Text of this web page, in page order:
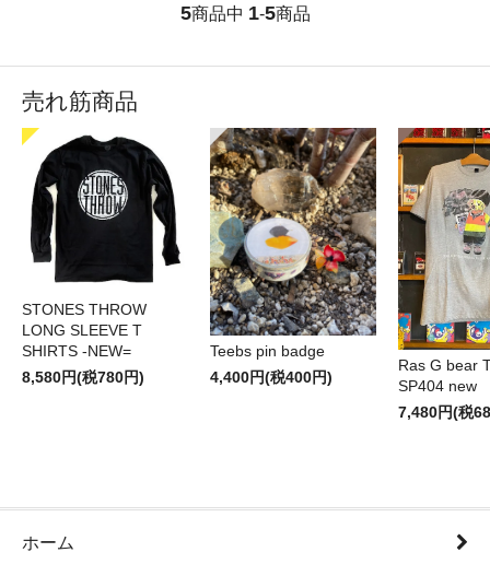
5商品中 1-5商品
売れ筋商品
STONES THROW
LONG SLEEVE T
SHIRTS -NEW=
8,580円(税780円)
Teebs pin badge
4,400円(税400円)
Ras G bear
SP404 new
7,480円(税
ホーム